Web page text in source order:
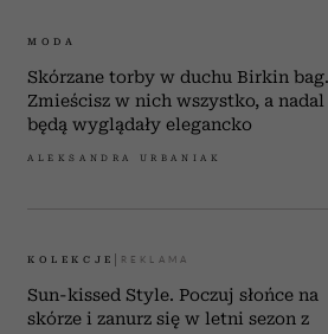
MODA
Skórzane torby w duchu Birkin bag.
Zmieścisz w nich wszystko, a nadal
będą wyglądały elegancko
ALEKSANDRA URBANIAK
KOLEKCJE
Sun-kissed Style. Poczuj słońce na
skórze i zanurz się w letni sezon z